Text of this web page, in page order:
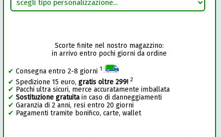
Scorte finite nel nostro magazzino:
in arrivo entro pochi giorni da ordine
✔ Consegna entro 2-8 giorni 1
✔ Spedizione 15 euro,gratis oltre 299! 2
✔ Pacchi ultra sicuri, merce accuratamente imballata
✔ Sostituzione gratuitain caso di danneggiamenti
✔ Garanzia di 2 anni, resi entro 20 giorni
✔ Pagamenti tramite bonifico, carte, wallet